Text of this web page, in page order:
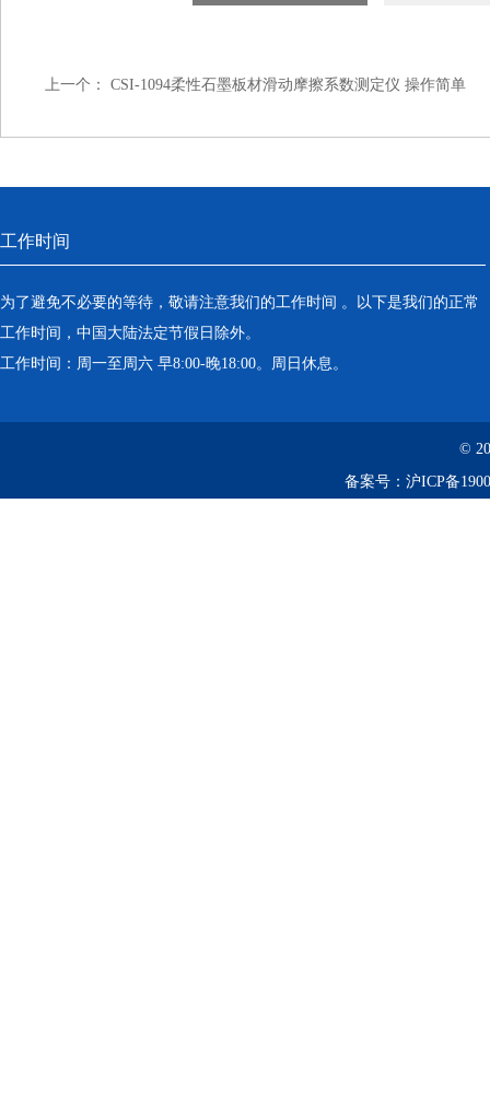
上一个： CSI-1094柔性石墨板材滑动摩擦系数测定仪 操作简单
工作时间
为了避免不必要的等待，敬请注意我们的工作时间 。以下是我们的正常
工作时间，中国大陆法定节假日除外。
工作时间：周一至周六 早8:00-晚18:00。周日休息。
©
备案号： 沪ICP备